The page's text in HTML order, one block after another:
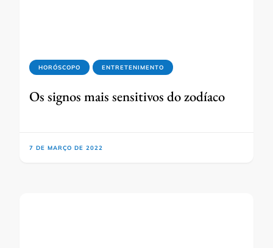
HORÓSCOPO ENTRETENIMENTO
Os signos mais sensitivos do zodíaco
7 DE MARÇO DE 2022